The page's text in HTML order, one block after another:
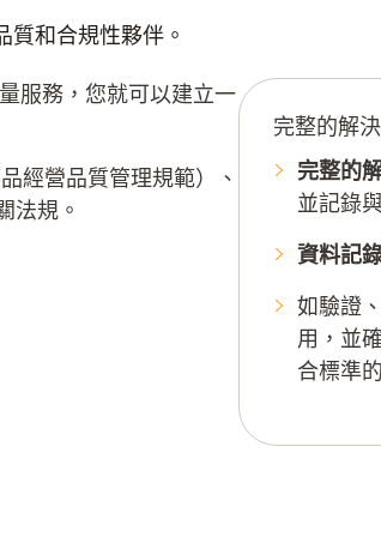
和合規性夥伴。
服務，您就可以建立一
經營品質管理規範）、
法規。
完整的解
完整的
並記錄
資料記
如驗證
用，並
合標準